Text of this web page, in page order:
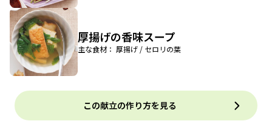
厚揚げの香味スープ
主な食材： 厚揚げ / セロリの葉
この献立の作り方を見る